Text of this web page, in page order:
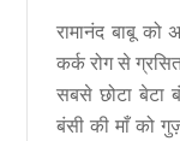
रामानंद बाबू को
कर्क रोग से
सबसे छोटा बेटा
बंसी की माँ को